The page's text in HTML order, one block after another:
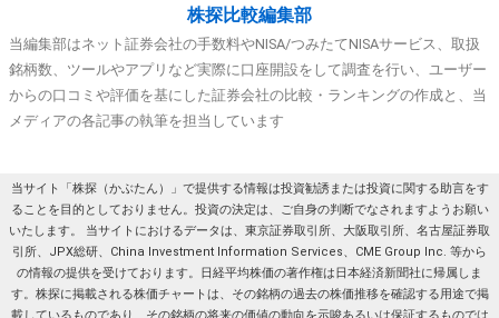
株探比較編集部
当編集部はネット証券会社の手数料やNISA/つみたてNISAサービス、取扱
銘柄数、ツールやアプリなど実際に口座開設をして調査を行い、ユーザー
からの口コミや評価を基にした証券会社の比較・ランキングの作成と、当
メディアの各記事の執筆を担当しています
当サイト「株探（かぶたん）」で提供する情報は投資勧誘または投資に関する助言をす
ることを目的としておりません。投資の決定は、ご自身の判断でなされますようお願い
いたします。 当サイトにおけるデータは、東京証券取引所、大阪取引所、名古屋証券取
引所、JPX総研、China Investment Information Services、CME Group Inc. 等から
の情報の提供を受けております。日経平均株価の著作権は日本経済新聞社に帰属しま
す。株探に掲載される株価チャートは、その銘柄の過去の株価推移を確認する用途で掲